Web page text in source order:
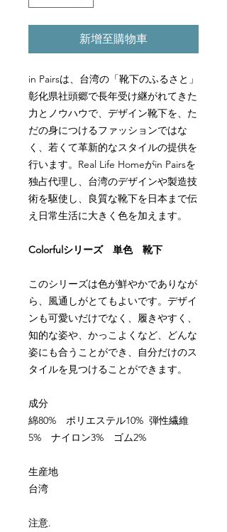
新增至購物車
in Pairsは、台湾の「靴下のふるさと」
彰化県社頭郷で長年受け継がれてきた
力とノウハウで、デザイン靴下を、た
だの身につけるファッションではな
く、若くて革新的なスタイルの提供を
行います。 Real Life Homeがin Pairsを
独占代理し、台湾のデザインや製造技
術を駆使し、良質な靴下を日本まで伝
え日常生活に大きく色を加えます。
Colorfulシリーズ 単色 靴下
このシリーズは色が鮮やかでありなが
ら、風通しがとてもよいです。デザイ
ンも可愛いだけでなく、履きやすく、
知的な姿や、かっこよくなど、どんな
姿にも合うことができ、自分だけのス
タイルを見つけることができます。
成分
綿80% ポリエステル10% 弾性繊維
5% ナイロン3% ゴム2%
生産地
台湾
注意.